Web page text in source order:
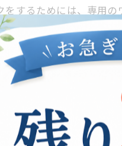
するためには、専用
要があります。そし
要ありません。最初
トロールする能力が